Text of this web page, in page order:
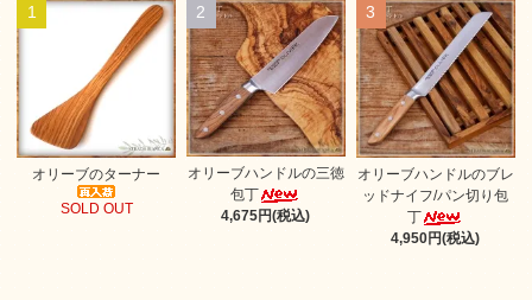
1
オリーブのターナー
SOLD OUT
2
オリーブハンドルの三徳
包丁
4,675円(税込)
3
オリーブハンドルのブレ
ッドナイフ/パン切り包
丁
4,950円(税込)